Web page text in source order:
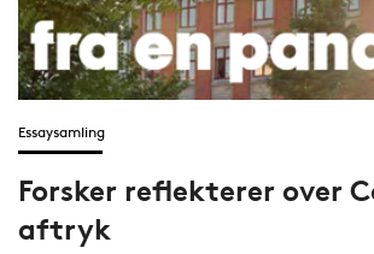
Essaysamling
Forsker reflekterer over
aftryk